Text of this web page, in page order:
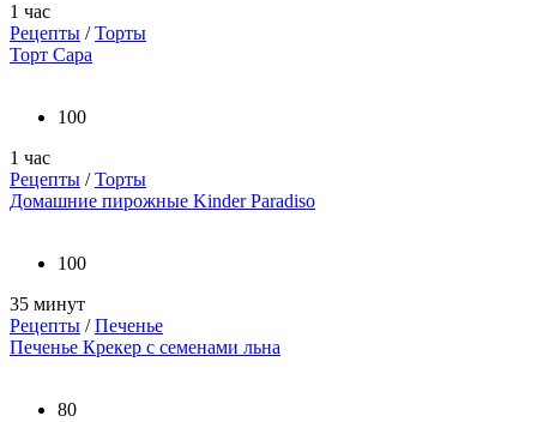
1 час
Рецепты /Торты
Торт Сара
100
1 час
Рецепты /Торты
Домашние пирожные Kinder Paradiso
100
35 минут
Рецепты /Печенье
Печенье Крекер с семенами льна
80